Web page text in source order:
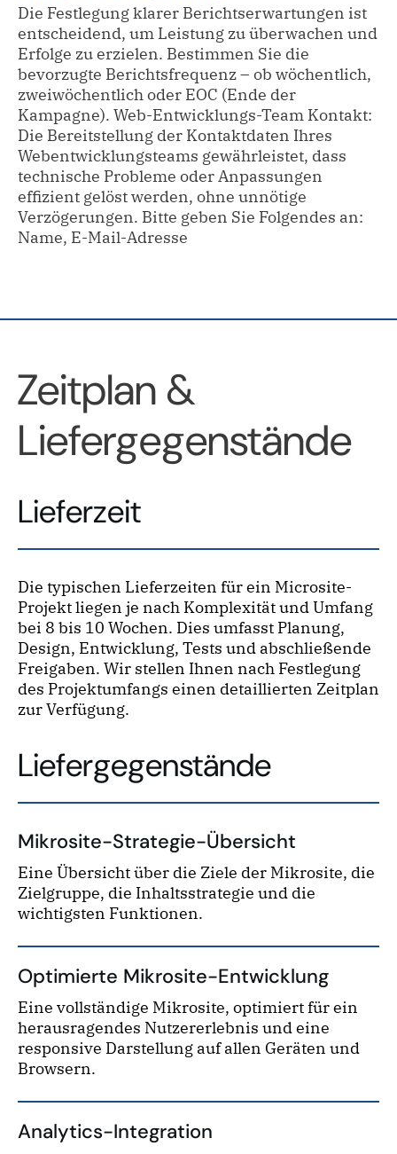
Die Festlegung klarer Berichtserwartungen ist
entscheidend, um Leistung zu überwachen und
Erfolge zu erzielen. Bestimmen Sie die
bevorzugte Berichtsfrequenz – ob wöchentlich,
zweiwöchentlich oder EOC (Ende der
Kampagne). Web-Entwicklungs-Team Kontakt:
Die Bereitstellung der Kontaktdaten Ihres
Webentwicklungsteams gewährleistet, dass
technische Probleme oder Anpassungen
effizient gelöst werden, ohne unnötige
Verzögerungen. Bitte geben Sie Folgendes an:
Name, E-Mail-Adresse
Zeitplan &
Liefergegenstände
Lieferzeit
Die typischen Lieferzeiten für ein Microsite-
Projekt liegen je nach Komplexität und Umfang
bei 8 bis 10 Wochen. Dies umfasst Planung,
Design, Entwicklung, Tests und abschließende
Freigaben. Wir stellen Ihnen nach Festlegung
des Projektumfangs einen detaillierten Zeitplan
zur Verfügung.
Liefergegenstände
Mikrosite-Strategie-Übersicht
Eine Übersicht über die Ziele der Mikrosite, die
Zielgruppe, die Inhaltsstrategie und die
wichtigsten Funktionen.
Optimierte Mikrosite-Entwicklung
Eine vollständige Mikrosite, optimiert für ein
herausragendes Nutzererlebnis und eine
responsive Darstellung auf allen Geräten und
Browsern.
Analytics-Integration